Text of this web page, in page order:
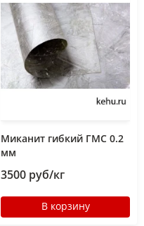
Миканит гибкий ГМС 0.2
мм
3500 руб/кг
В корзину